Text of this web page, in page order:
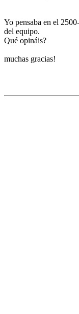
Yo pensaba en el
del equipo.
Qué opináis?
muchas gracias!